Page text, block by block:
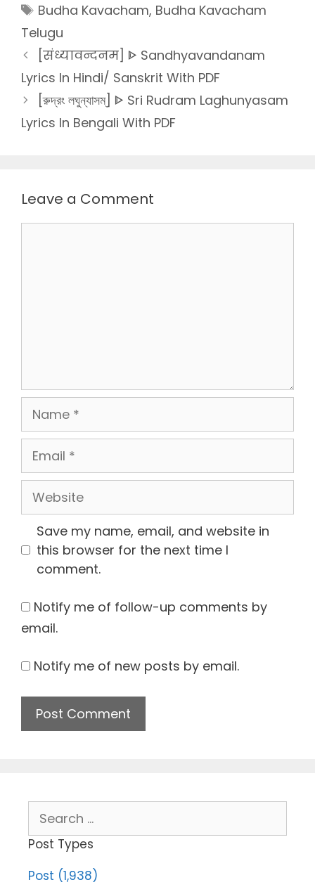
Tags
Budha Kavacham, Budha Kavacham
Telugu
[संध्यावन्दनम] ᐈ Sandhyavandanam
Lyrics In Hindi/ Sanskrit With PDF
[রুদ্রং লঘুন্যাসম্] ᐈ Sri Rudram Laghunyasam
Lyrics In Bengali With PDF
Leave a Comment
Name
Email
Website
Save my name, email, and website in
this browser for the next time I
comment.
Notify me of follow-up comments by
email.
Notify me of new posts by email.
for:
Post Types
Post (1,938)